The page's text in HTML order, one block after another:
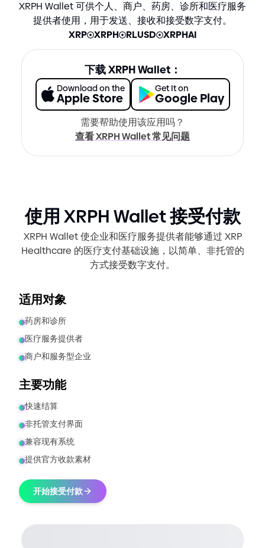
XRPH Wallet 可供个人、商户、药房、诊所和医疗服务
提供者使用，用于发送、接收和接受数字支付。
XRP XRPH RLUSD XRPHAI
下载 XRPH Wallet：
Download on the
Apple Store
Get It on
Google Play
需要帮助使用该应用吗？
查看 XRPH Wallet 常见问题
使用 XRPH Wallet 接受付款
XRPH Wallet 使企业和医疗服务提供者能够通过 XRP
Healthcare 的医疗支付基础设施，以简单、非托管的
方式接受数字支付。
适用对象
药房和诊所
医疗服务提供者
商户和服务型企业
主要功能
快速结算
非托管支付界面
兼容现有系统
提供官方收款素材
开始接受付款